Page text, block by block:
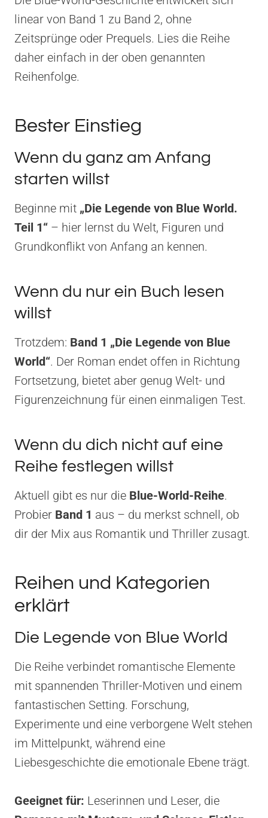
linear von Band 1 zu Band 2, ohne
Zeitsprünge oder Prequels. Lies die Reihe
daher einfach in der oben genannten
Reihenfolge.
Bester Einstieg
Wenn du ganz am Anfang
starten willst
Beginne mit „Die Legende von Blue World.
Teil 1“ – hier lernst du Welt, Figuren und
Grundkonflikt von Anfang an kennen.
Wenn du nur ein Buch lesen
willst
Trotzdem: Band 1 „Die Legende von Blue
World“. Der Roman endet offen in Richtung
Fortsetzung, bietet aber genug Welt- und
Figurenzeichnung für einen einmaligen Test.
Wenn du dich nicht auf eine
Reihe festlegen willst
Aktuell gibt es nur die Blue-World-Reihe.
Probier Band 1 aus – du merkst schnell, ob
dir der Mix aus Romantik und Thriller zusagt.
Reihen und Kategorien
erklärt
Die Legende von Blue World
Die Reihe verbindet romantische Elemente
mit spannenden Thriller-Motiven und einem
fantastischen Setting. Forschung,
Experimente und eine verborgene Welt stehen
im Mittelpunkt, während eine
Liebesgeschichte die emotionale Ebene trägt.
Geeignet für: Leserinnen und Leser, die